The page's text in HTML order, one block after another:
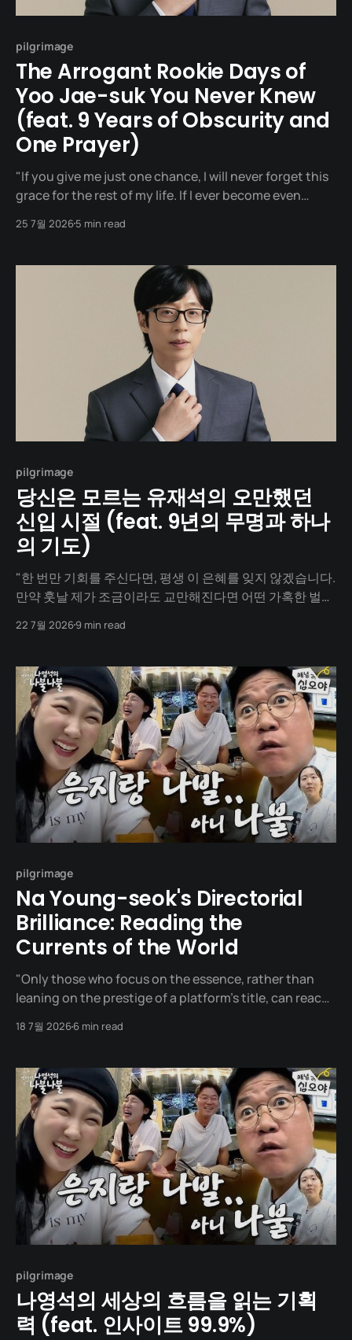
pilgrimage
The Arrogant Rookie Days of
Yoo Jae-suk You Never Knew
(feat. 9 Years of Obscurity and
One Prayer)
"If you give me just one chance, I will never forget this
grace for the rest of my life. If I ever become even
whatever harsh punishment you give me." We often
25 7월 20265 min read
pilgrimage
당신은 모르는 유재석의 오만했던
신입 시절 (feat. 9년의 무명과 하나
의 기도)
"한 번만 기회를 주신다면, 평생 이 은혜를 잊지 않겠습니다.
만약 훗날 제가 조금이라도 교만해진다면 어떤 가혹한 벌을
인군자'이자 '처음부터 완벽했던 천재 MC'로 생각합니다.
정상을 지켜온 그의
22 7월 20269 min read
pilgrimage
Na Young-seok's Directorial
Brilliance: Reading the
Currents of the World
"Only those who focus on the essence, rather than
leaning on the prestige of a platform's title, can reach
Young-seok announced his first project after moving
skeptical.
18 7월 20266 min read
pilgrimage
나영석의 세상의 흐름을 읽는 기획
력 (feat. 인사이트 99.9%)